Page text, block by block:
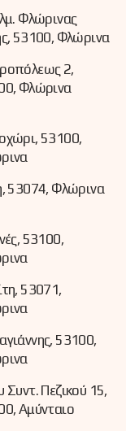
Φλώρινας
53100, Φλώρινα
2,
Φλώρινα
53100,
53074, Φλώρινα
53100,
53071,
53100,
Συντ. Πεζικού 15,
Αμύνταιο